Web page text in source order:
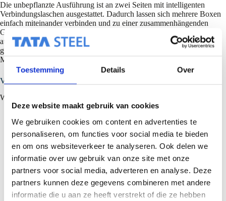
Toestemming Details Over
Deze website maakt gebruik van cookies
We gebruiken cookies om content en advertenties te
personaliseren, om functies voor social media te bieden
en om ons websiteverkeer te analyseren. Ook delen we
informatie over uw gebruik van onze site met onze
partners voor social media, adverteren en analyse. Deze
partners kunnen deze gegevens combineren met andere
informatie die u aan ze heeft verstrekt of die ze hebben
Die unbepflanzte Ausführung ist an zwei Seiten mit intelligenten
Verbindungslaschen ausgestattet. Dadurch lassen sich mehrere Boxen
einfach miteinander verbinden und zu einer zusammenhängenden
Grünfläche koppeln. In der Anfangsphase werden die Boxen
ausschließlich durch ihr Eigengewicht in den Ecken gegen Windsog
gesichert. Sobald die Box befüllt ist, sind keine zusätzlichen
Maßnahmen erforderlich – das System verankert sich selbst.
Vorteile:
Wasserrückhalt: ca. 20–65 Liter/m²
Reduzierung und Verzögerung des Wasserabflusses:
Abflussbeiwert Cs = 0,6 bedeutet, dass der berechnete
Regenwasserabfluss um ca. 40 % reduziert werden kann
Verdunstung: trägt zu einem verbesserten Mikroklima bei
CO₂-Reduktion: Umwandlung von CO₂ in Sauerstoff
Kühlung: Verdunstungskälte reduziert die Aufheizung der
Dachoberflächen
Schallreduktion: insbesondere bei Regen und Hagel
Lebensraum für Biodiversität: wertvoller Lebensraum für